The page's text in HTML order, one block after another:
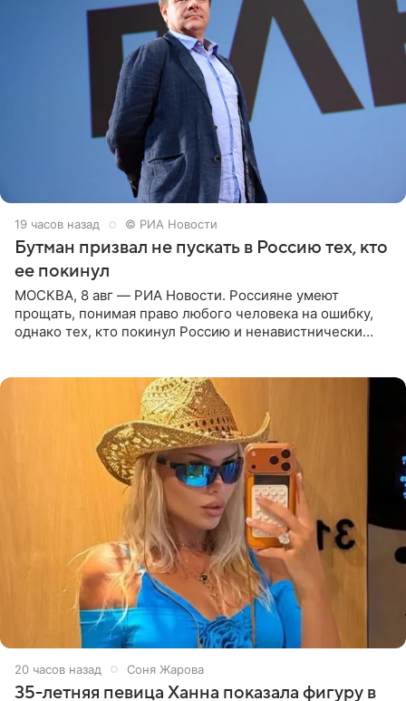
19 часов назад © РИА Новости
Бутман призвал не пускать в Россию тех, кто
ее покинул
МОСКВА, 8 авг — РИА Новости. Россияне умеют
прощать, понимая право любого человека на ошибку,
однако тех, кто покинул Россию и ненавистнически
20 часов назад Соня Жарова
35-летняя певица Ханна показала фигуру в